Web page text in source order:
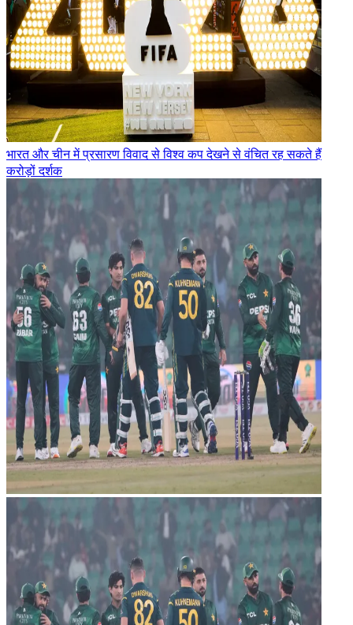
भारत और चीन में प्रसारण विवाद से विश्व कप देखने से वंचित रह सकते हैं
करोड़ों दर्शक